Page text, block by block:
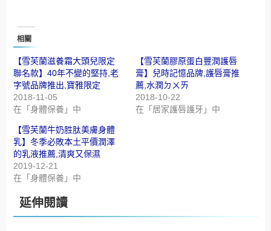
相關
【雪芙蘭滋養霜大頭兒限定
聯名款】40年不變的堅持,老
字號品牌推出,寶雅限定
2018-11-05
在「身體保養」中
【雪芙蘭膠原蛋白豐潤護唇
膏】兒時記憶品牌,護唇膏推
薦,水潤ㄉㄨㄞ
2018-10-22
在「居家護唇護牙」中
【雪芙蘭牛奶胜肽美膚身體
乳】冬季必敗本土平價潤澤
的乳液推薦,清爽又保濕
2019-12-21
在「身體保養」中
延伸閱讀